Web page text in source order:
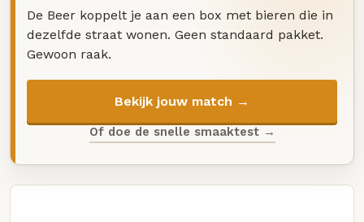
De Beer koppelt je aan een box met bieren die in
dezelfde straat wonen. Geen standaard pakket.
Gewoon raak.
Bekijk jouw match →
Of doe de snelle smaaktest →